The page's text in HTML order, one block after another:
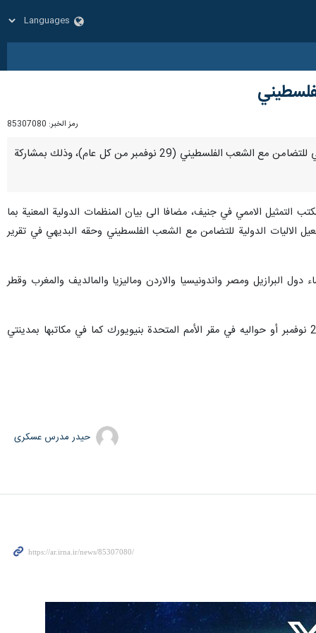
رمز الخبر: 85307080
لندن / 29 تشرين الثاني / نوفمبر / إرنا –نظم مكتب تمثيل الامم المتحدة بمدينة جنيف، اجتماعا بذكرى اليوم العالمي للتضامن مع الشعب الفلسطيني (29 نوفمبر من كل عام)، وذلك بمشاركة
التمثيل الاممي في جنيف، مضافا الى بيان المنظمات الدولية المعنية بما
الاليات الدولية للتضامن مع الشعب الفلسطيني وحقه البديهي في تقرير
البرازيل ومصر واندونيسيا والاردن وماليزيا والمالديف والمغرب وقطر
علما، ان "اليوم العالمي للتضامن مع الشعب الفلسطيني"، مناسبة تبنتها وتنظمها الأمم المتحدة، وتدور فعالياتها يوم 29 نوفمبر أو حواليه في مقر الأمم المتحدة بنيويورك كما في مكاتبها بمدينتي
حیدر مدرس عسکری